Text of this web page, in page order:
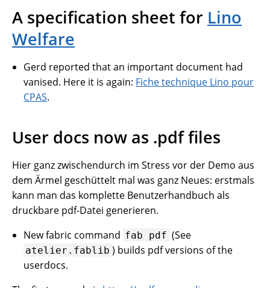
A specification sheet for Lino
Welfare
Gerd reported that an important document had
vanised. Here it is again: Fiche technique Lino pour
CPAS.
User docs now as .pdf files
Hier ganz zwischendurch im Stress vor der Demo aus
dem Ärmel geschüttelt mal was ganz Neues: erstmals
kann man das komplette Benutzerhandbuch als
druckbare pdf-Datei generieren.
New fabric command fab pdf (See
atelier.fablib ) builds pdf versions of the
userdocs.